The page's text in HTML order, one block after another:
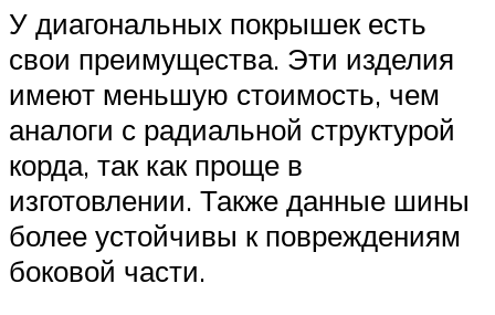
У диагональных покрышек есть
свои преимущества. Эти изделия
имеют меньшую стоимость, чем
аналоги с радиальной структурой
корда, так как проще в
изготовлении. Также данные шины
более устойчивы к повреждениям
боковой части.